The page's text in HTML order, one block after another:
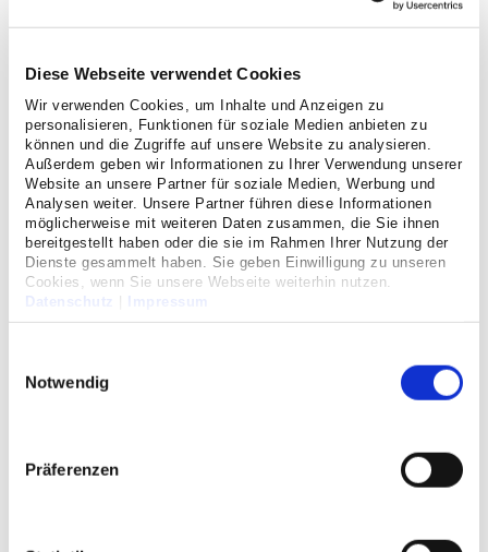
Diese Webseite verwendet Cookies
Wir verwenden Cookies, um Inhalte und Anzeigen zu
personalisieren, Funktionen für soziale Medien anbieten zu
können und die Zugriffe auf unsere Website zu analysieren.
Außerdem geben wir Informationen zu Ihrer Verwendung unserer
Website an unsere Partner für soziale Medien, Werbung und
Analysen weiter. Unsere Partner führen diese Informationen
möglicherweise mit weiteren Daten zusammen, die Sie ihnen
bereitgestellt haben oder die sie im Rahmen Ihrer Nutzung der
Dienste gesammelt haben. Sie geben Einwilligung zu unseren
Cookies, wenn Sie unsere Webseite weiterhin nutzen.
Datenschutz
Impressum
Notwendig
Präferenzen
Wortstämmen abgeleitet:
angios: das Gefäß (gemeint waren früher Amphoren und
Vasen) und
logos: die Lehre.